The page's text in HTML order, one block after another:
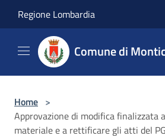
Regione Lombardia
Comune di
Home >
Approvazione di modifica finalizzata
materiale e a rettificare gli atti del